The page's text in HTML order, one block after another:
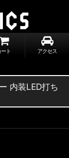
ート アクセス
内装LED打ち